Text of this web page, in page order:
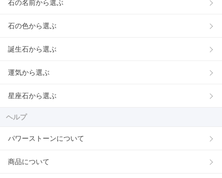
石の名前から選ぶ
石の色から選ぶ
誕生石から選ぶ
運気から選ぶ
星座石から選ぶ
ヘルプ
パワーストーンについて
商品について